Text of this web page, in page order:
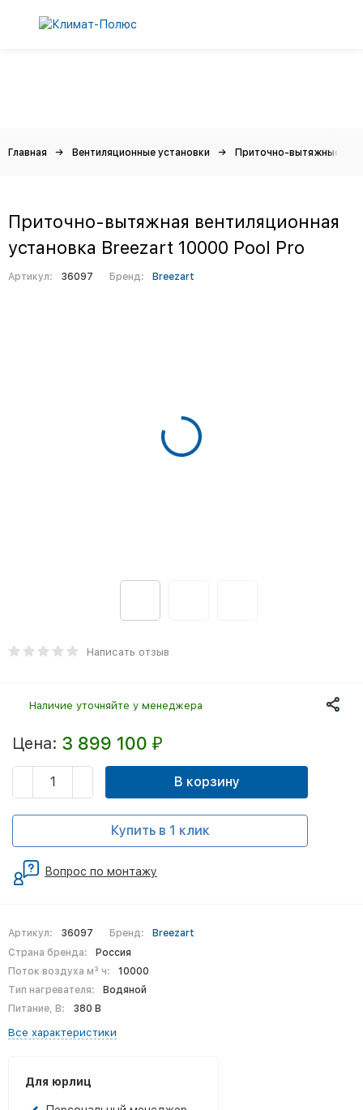
Главная Вентиляционные установки Приточно-вытяжные
Приточно-вытяжная вентиляционная
установка Breezart 10000 Pool Pro
Артикул: 36097 Бренд: Breezart
Написать отзыв
Артикул: 36097 Бренд:
Breezart
Страна бренда:
Россия
Поток воздуха м³ ч:
10000
Тип нагревателя:
Водяной
Питание, В:
380 В
Все характеристики
Для юрлиц
Наличие уточняйте у менеджера
Цена: 3 899 100 ₽
В корзину
Купить в 1 клик
Вопрос по монтажу